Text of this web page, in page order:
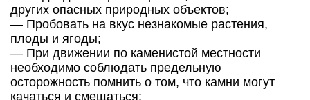
других опасных природных объектов;
— Пробовать на вкус незнакомые растения,
плоды и ягоды;
— При движении по каменистой местности
необходимо соблюдать предельную
осторожность помнить о том, что камни могут
качаться и смещаться;